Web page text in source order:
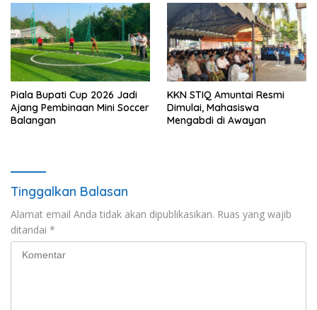
Piala Bupati Cup 2026 Jadi
Ajang Pembinaan Mini Soccer
Balangan
KKN STIQ Amuntai Resmi
Dimulai, Mahasiswa
Mengabdi di Awayan
Tinggalkan Balasan
Alamat email Anda tidak akan dipublikasikan. Ruas yang wajib
ditandai *